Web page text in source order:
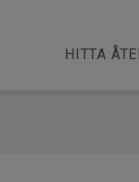
HITTA